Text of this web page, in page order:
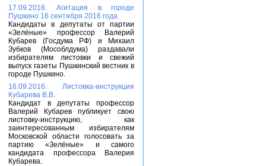
17.09.2016. Агитация в городе
Пушкино 16 сентября 2016 года.
Кандидаты в депутаты от партии
«Зелёные» профессор Валерий
Кубарев (Госдума РФ) и Михаил
Зубков (Мособлдума) раздавали
избирателям листовки и свежий
выпуск газеты Пушкинский вестник в
городе Пушкино.
16.09.2016. Листовка-инструкция
Кубарева В.В.
Кандидат в депутаты профессор
Валерий Кубарев публикует свою
листовку-инструкцию, как
заинтересованным избирателям
Московской области голосовать за
партию «Зелёные» и самого
кандидата профессора Валерия
Кубарева.